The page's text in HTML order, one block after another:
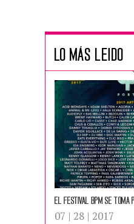
LO MÁS LEIDO
EL Festival BPM se toma
07 | 28 | 2017